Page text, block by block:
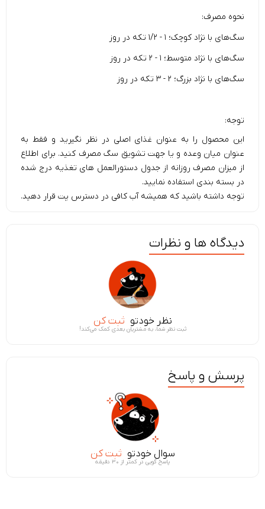
نحوه مصرف:
سگ‌های با نژاد کوچک؛ ۱ - ۱/۲ تکه در روز
سگ‌های با نژاد متوسط؛ ۱ - ۲ تکه در روز
سگ‌های با نژاد بزرگ؛ ۲ - ۳ تکه در روز
توجه:
این محصول را به عنوان غذای اصلی در نظر نگیرید و فقط به
عنوان میان وعده و یا جهت تشویق سگ مصرف کنید. برای اطلاع
از میزان مصرف روزانه از جدول دستورالعمل های تغذیه درج شده
در بسته بندی استفاده نمایید.
توجه داشته باشید که همیشه آب کافی در دسترس پت قرار دهید.
دیدگاه ها و نظرات
نظر خودتو ثبت کن
ثبت نظر شما، به مشتریان بعدی کمک می‌کند!
پرسش و پاسخ
سوال خودتو ثبت کن
پاسخ گویی در کمتر از ۳۰ دقیقه